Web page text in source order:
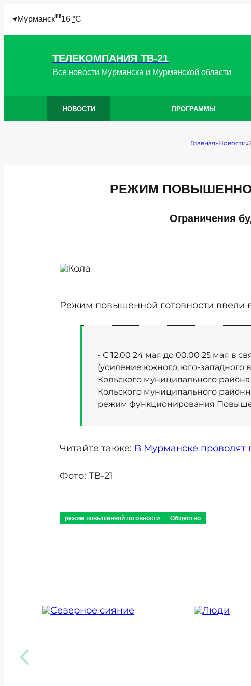
Мурманск"16 °C
ТЕЛЕКОМПАНИЯ ТВ-21
Все новости Мурманска и Мурманской области
НОВОСТИ ПРОГРАММЫ
Главная Новости
РЕЖИМ
Ограничения
Режим повышенной готовности ввели
- С 12.00 24 мая до 00.00 25 мая в
(усиление южного, юго-западного
Кольского муниципального
Кольского муниципального
режим функционирования
Читайте также: В Мурманске проводят
Фото: ТВ-21
режим повышенной готовности Общество